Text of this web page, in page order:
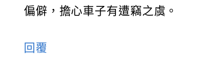
偏僻，擔心車子有遭竊之虞。
回覆